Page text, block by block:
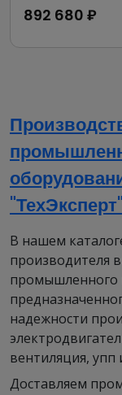
892 680 ₽
"ТехЭксперт"
В нашем
производителя
промышленного
надежности
вентиляция, упп
Доставляем